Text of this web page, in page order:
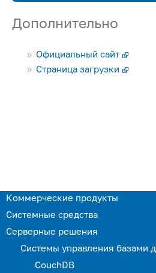
Дополнительно
Официальный сайт
Страница загрузки
Коммерческие продукты
Системные средства
Серверные решения
Системы управления базами
CouchDB